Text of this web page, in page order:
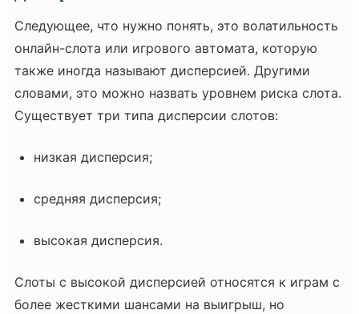
Следующее, что нужно понять, это волатильность
онлайн-слота или игрового автомата, которую
также иногда называют дисперсией. Другими
словами, это можно назвать уровнем риска слота.
Существует три типа дисперсии слотов:
низкая дисперсия;
средняя дисперсия;
высокая дисперсия.
Слоты с высокой дисперсией относятся к играм с
более жесткими шансами на выигрыш, но